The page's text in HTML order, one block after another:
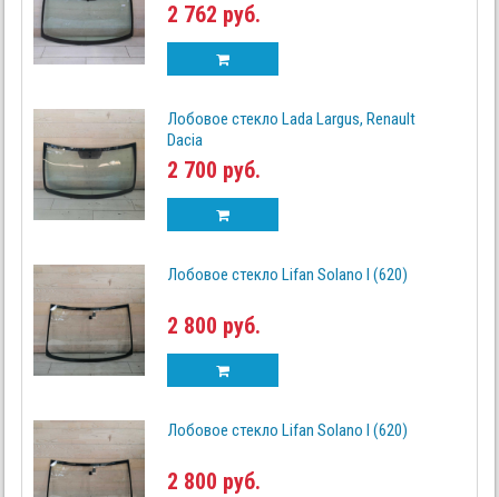
2 762 руб.
Лобовое стекло Lada Largus, Renault
Dacia
2 700 руб.
Лобовое стекло Lifan Solano I (620)
2 800 руб.
Лобовое стекло Lifan Solano I (620)
2 800 руб.